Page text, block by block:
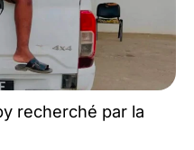
recherché par la